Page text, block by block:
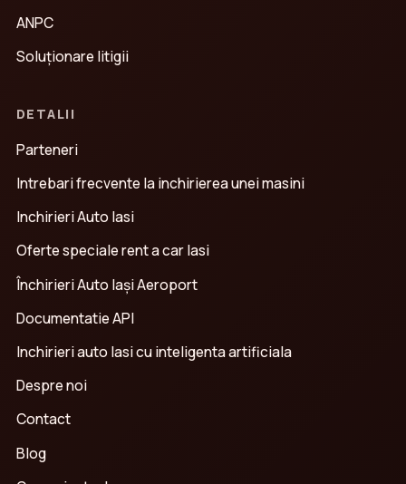
ANPC
Soluționare litigii
DETALII
Parteneri
Intrebari frecvente la inchirierea unei masini
Inchirieri Auto Iasi
Oferte speciale rent a car Iasi
Închirieri Auto Iași Aeroport
Documentatie API
Inchirieri auto Iasi cu inteligenta artificiala
Despre noi
Contact
Blog